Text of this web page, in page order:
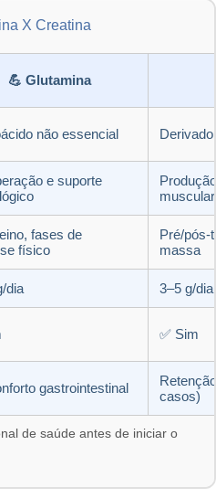
X Creatina
💪 Glutamina
não essencial
e suporte
muscular
fases de
físico
Pré/pós-
massa
dia 3–5 g/dia
✅ Sim
gastrointestinal
casos)
de saúde antes de iniciar o